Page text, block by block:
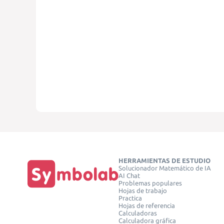
HERRAMIENTAS DE ESTUDIO
Solucionador Matemático de IA
AI Chat
Problemas populares
Hojas de trabajo
Practica
Hojas de referencia
Calculadoras
Calculadora gráfica